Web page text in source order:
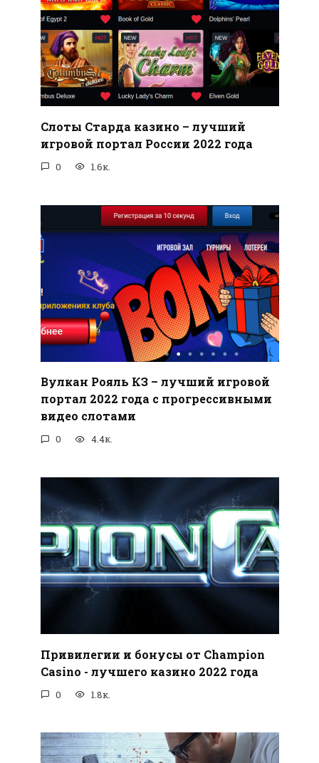
Слоты Старда казино – лучший
игровой портал России 2022 года
0 1.6к.
Вулкан Рояль КЗ – лучший игровой
портал 2022 года с прогрессивными
видео слотами
0 4.4к.
Привилегии и бонусы от Champion
Casino - лучшего казино 2022 года
0 1.8к.